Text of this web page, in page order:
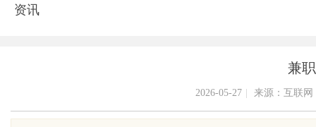
资讯
兼职
2026-05-27 来源：互联网